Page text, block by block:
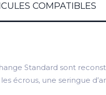
COMPATIBLES
Standard sont
les écrous, une seringue